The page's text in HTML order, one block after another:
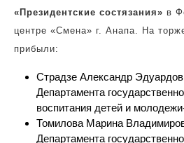
«Президентские состязания» в
центре «Смена» г. Анапа. На
прибыли:
Страдзе Александр
Департамента
воспитания детей и
Томилова Марина
Департамента